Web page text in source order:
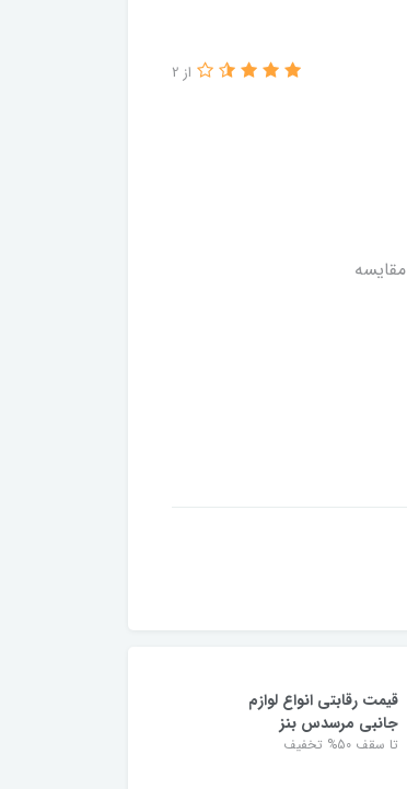
از 2
مقایسه
قیمت رقابتی انواع لوازم
جانبی مرسدس بنز
تا سقف 50% تخفیف